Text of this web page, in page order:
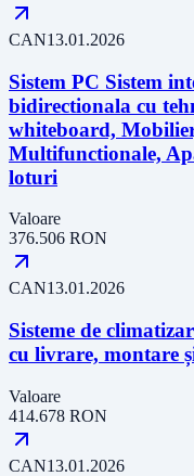
CAN13.01.2026
Sistem PC Sistem
bidirectionala cu
whiteboard,
Multifunctionale,
loturi
Valoare
376.506 RON
CAN13.01.2026
Sisteme de
cu livrare, montare
Valoare
414.678 RON
CAN13.01.2026